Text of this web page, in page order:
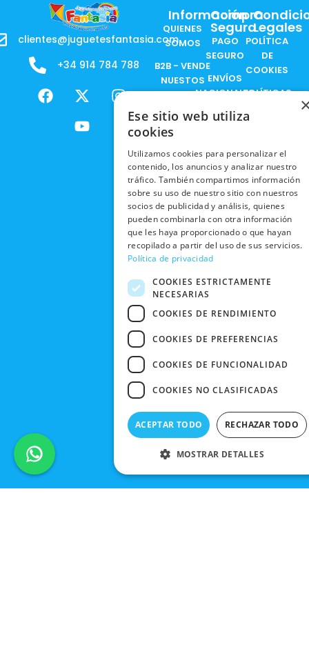
clientes@juguetesfantasia.com
+34 914 784 788
F
a
X
-
t
w
I
m
Y
o
u
t
Información
QUIENES
SOMOS
B2B - VENDE
NUESTOS
PRODUCTOS
RESPONSABILIDAD
SOCIAL
TRABAJA
CON
NOSOTROS
NUESTRAS
TIENDAS
BLACK
FRIDAY
CONTACTO
Compra
Segura
PAGO
SEGURO
ENVÍOS
NACIONALES
ENVÍOS
RECOGIDA
EN TIENDA
DEVOLUCIONES
Y CAMBIOS
CANCELAR
PEDIDO
Legales
POLÍTICA
DE
COOKIES
POLÍTICAS
PRIVACIDAD
POLÍTICA DE
PRIVACIDAD
CONDICIONES
DE COMPRA
Ese sitio web utiliza
cookies
Utilizamos cookies para personalizar el
contenido, los anuncios y analizar nuestro
tráfico. También compartimos información
sobre su uso de nuestro sitio con nuestros
socios de publicidad y análisis, quienes
pueden combinarla con otra información
que les haya proporcionado o que hayan
recopilado a partir del uso de sus servicios.
Política de privacidad
COOKIES ESTRICTAMENTE
NECESARIAS
COOKIES DE RENDIMIENTO
COOKIES DE PREFERENCIAS
COOKIES DE FUNCIONALIDAD
COOKIES NO CLASIFICADAS
ACEPTAR TODO RECHAZAR TODO
MOSTRAR DETALLES